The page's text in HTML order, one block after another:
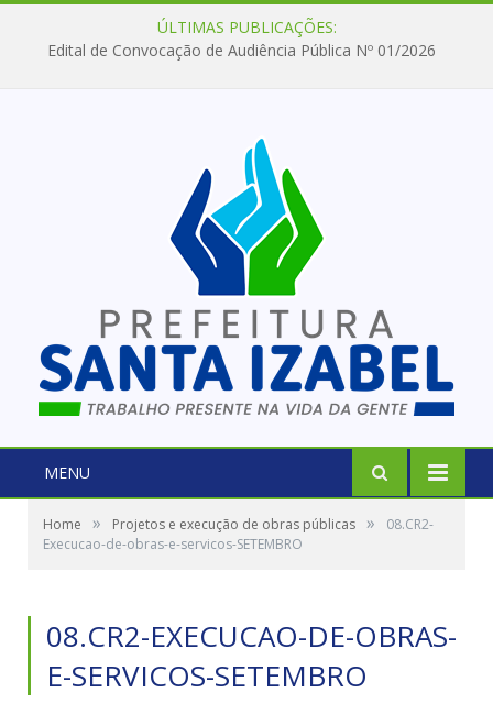
ÚLTIMAS PUBLICAÇÕES:
Edital de Convocação de Audiência Pública Nº 01/2026
MENU
Home » Projetos e execução de obras públicas »
08.CR2-
Execucao-de-obras-e-servicos-SETEMBRO
08.CR2-EXECUCAO-DE-OBRAS-
E-SERVICOS-SETEMBRO